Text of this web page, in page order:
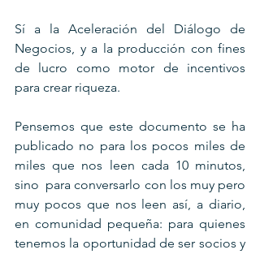
Sí a la Aceleración del Diálogo de
Negocios, y a la producción con fines
de lucro como motor de incentivos
para crear riqueza.
Pensemos que este documento se ha
publicado no para los pocos miles de
miles que nos leen cada 10 minutos,
sino  para conversarlo con los muy pero
muy pocos que nos leen así, a diario,
en comunidad pequeña: para quienes
tenemos la oportunidad de ser socios y